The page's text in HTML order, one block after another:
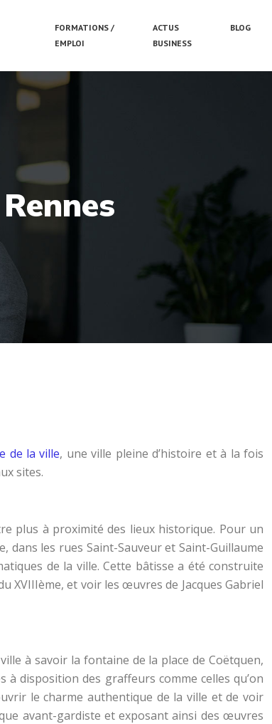
FORMATIONS /
EMPLOI
ACTUS
BUSINESS
BLOG
de la ville, une ville pleine d’histoire et à la fois
sites.
plus à proximité des lieux historique. Pour un
dans les rues Saint-Sauveur et Saint-Guillaume
de la ville. Cette bâtisse a été construite
XVIIIème, et voir les œuvres de Jacques Gabriel
à savoir la fontaine de la place de Coëtquen,
disposition des graffeurs comme celles qu’on
le charme authentique de la ville et de voir
avant-gardiste et exposant ainsi des œuvres